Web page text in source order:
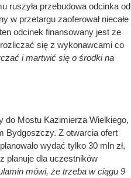
ruszyła przebudowa odcinka od
w przetargu zaoferował niecałe
odcinek finansowany jest ze
się z wykonawcami co
i martwić się o środki na
do Mostu Kazimierza Wielkiego,
Bydgoszczy. Z otwarcia ofert
wydać tylko 30 mln zł,
planuje dla uczestników
mówi, że trzeba w ciągu 9